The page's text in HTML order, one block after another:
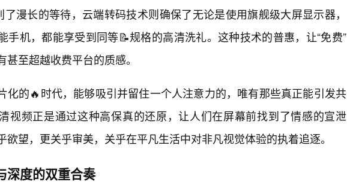
了漫长的等待，云端转码技术则确保了无论是使用旗舰级大屏显示器，
手机，都能享受到同等📝规格的高清洗礼。这种技术的普惠，让“免费”
甚至超越收费平台的质感。
化的🔥时代，能够吸引并留住一个人注意力的，唯有那些真正能引发共
视频正是通过这种高保真的还原，让人们在屏幕前找到了情感的宣泄
欲望，更关乎审美，关乎在平凡生活中对非凡视觉体验的执着追逐。
深度的双重合奏